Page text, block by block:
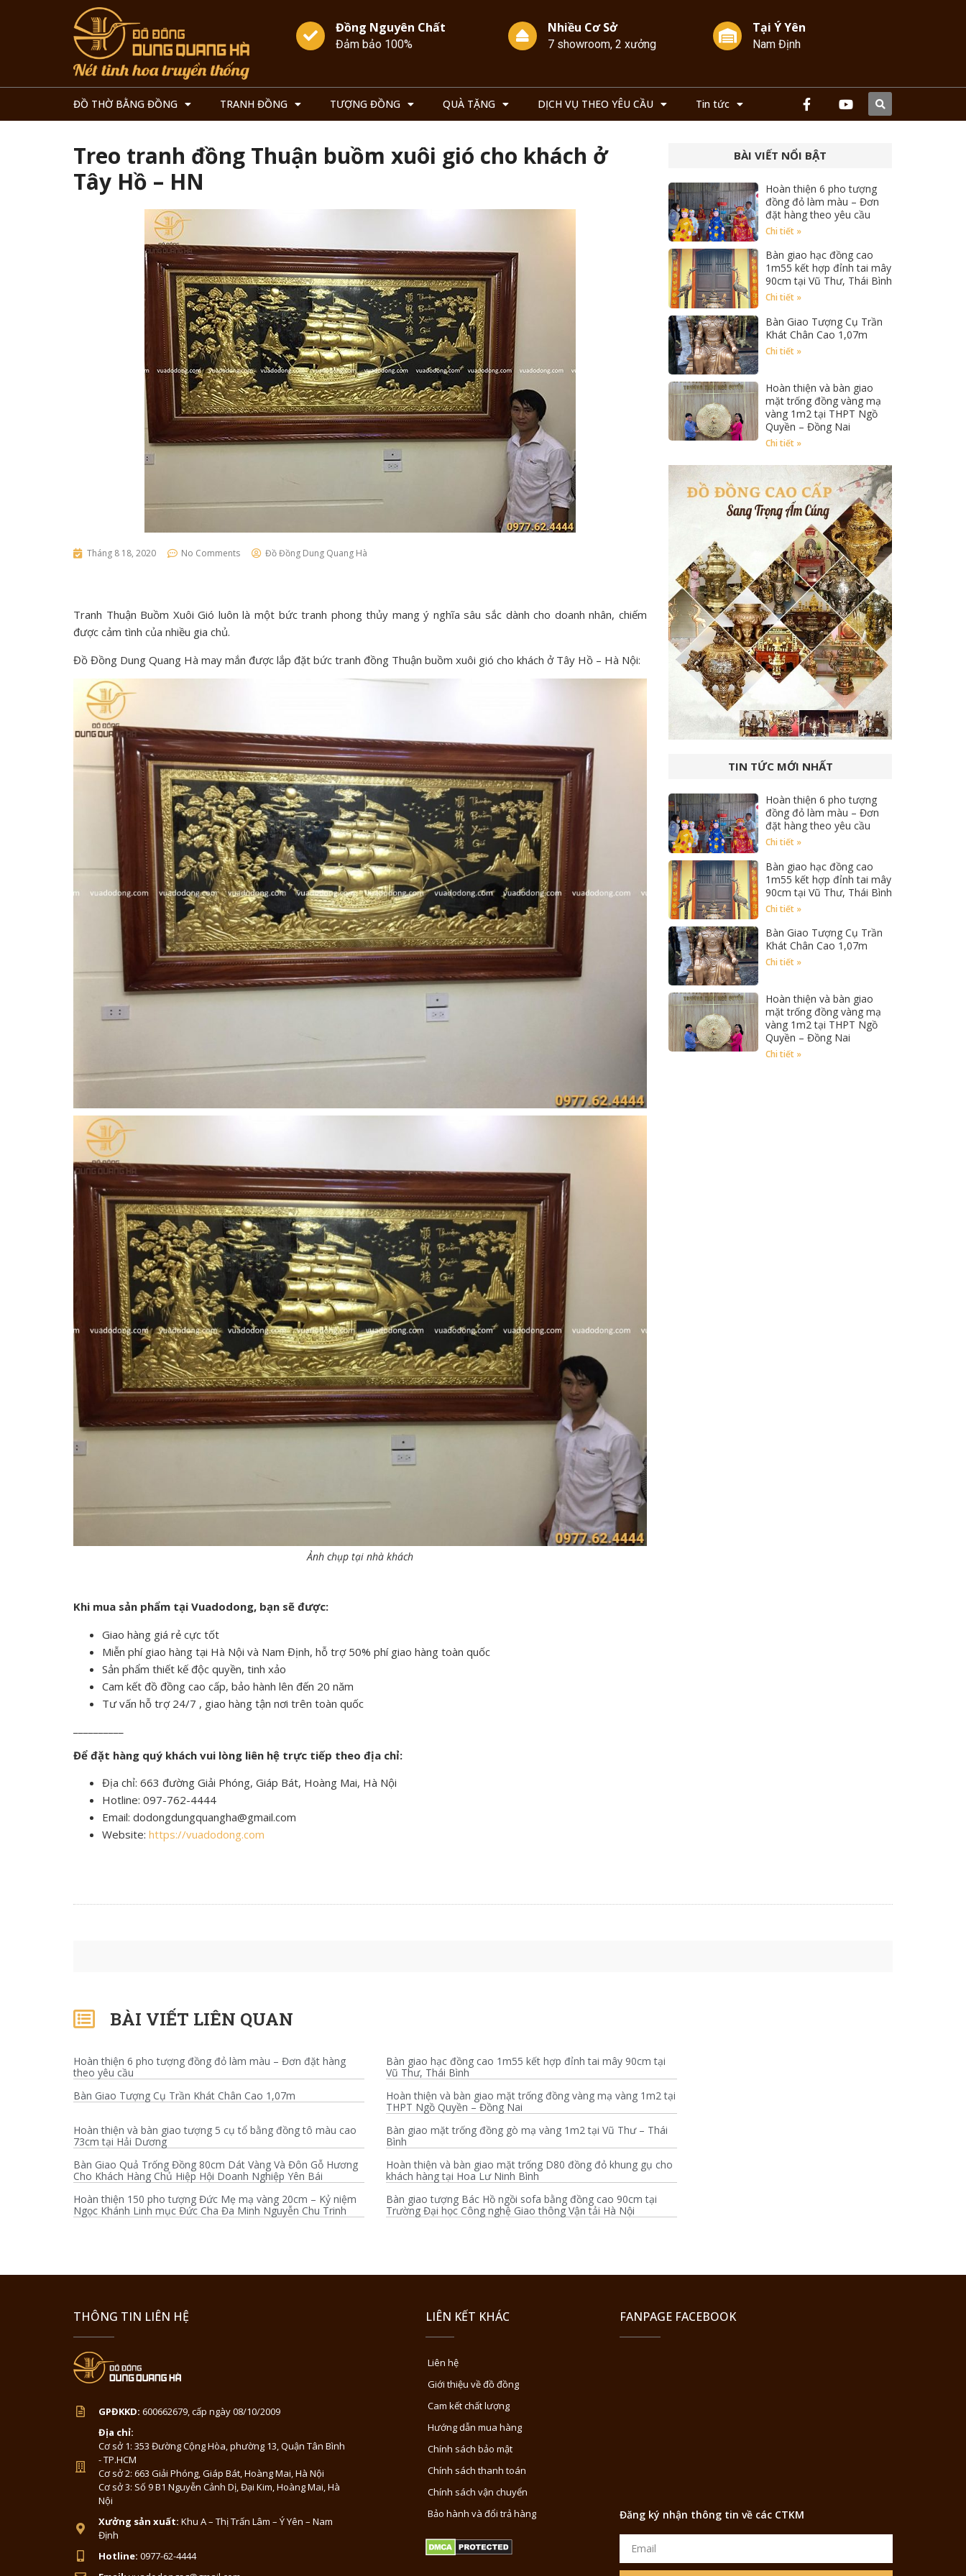
Đồng Nguyên Chất
Đảm bảo 100%
Nhiều Cơ Sở
7 showroom, 2 xưởng
Tại Ý Yên
Nam Định
ĐỒ THỜ BẰNG ĐỒNG TRANH ĐỒNG TƯỢNG ĐỒNG QUÀ TẶNG DỊCH VỤ THEO YÊU CẦU Tin tức
Treo tranh đồng Thuận buồm xuôi gió cho khách ở
Tây Hồ – HN
Tháng 8 18, 2020 No Comments Đồ Đồng Dung Quang Hà
Tranh Thuận Buồm Xuôi Gió luôn là một bức tranh phong thủy mang ý nghĩa sâu sắc dành cho doanh nhân, chiếm
được cảm tình của nhiều gia chủ.
Đồ Đồng Dung Quang Hà may mắn được lắp đặt bức tranh đồng Thuận buồm xuôi gió cho khách ở Tây Hồ – Hà Nội:
Ảnh chụp tại nhà khách
Khi mua sản phẩm tại Vuadodong, bạn sẽ được:
Giao hàng giá rẻ cực tốt
Miễn phí giao hàng tại Hà Nội và Nam Định, hỗ trợ 50% phí giao hàng toàn quốc
Sản phẩm thiết kế độc quyền, tinh xảo
Cam kết đồ đồng cao cấp, bảo hành lên đến 20 năm
Tư vấn hỗ trợ 24/7 , giao hàng tận nơi trên toàn quốc
Để đặt hàng quý khách vui lòng liên hệ trực tiếp theo địa chỉ:
Địa chỉ: 663 đường Giải Phóng, Giáp Bát, Hoàng Mai, Hà Nội
Hotline: 097-762-4444
Email: dodongdungquangha@gmail.com
Website: https://vuadodong.com
BÀI VIẾT NỔI BẬT
Hoàn thiện 6 pho tượng
đồng đỏ làm màu – Đơn
đặt hàng theo yêu cầu
Chi tiết »
Bàn giao hạc đồng cao
1m55 kết hợp đỉnh tai mây
90cm tại Vũ Thư, Thái Bình
Chi tiết »
Bàn Giao Tượng Cụ Trần
Khát Chân Cao 1,07m
Chi tiết »
Hoàn thiện và bàn giao
mặt trống đồng vàng mạ
vàng 1m2 tại THPT Ngồ
Quyền – Đồng Nai
Chi tiết »
TIN TỨC MỚI NHẤT
Hoàn thiện 6 pho tượng
đồng đỏ làm màu – Đơn
đặt hàng theo yêu cầu
Chi tiết »
Bàn giao hạc đồng cao
1m55 kết hợp đỉnh tai mây
90cm tại Vũ Thư, Thái Bình
Chi tiết »
Bàn Giao Tượng Cụ Trần
Khát Chân Cao 1,07m
Chi tiết »
Hoàn thiện và bàn giao
mặt trống đồng vàng mạ
vàng 1m2 tại THPT Ngồ
Quyền – Đồng Nai
Chi tiết »
BÀI VIẾT LIÊN QUAN
Hoàn thiện 6 pho tượng đồng đỏ làm màu – Đơn đặt hàng
theo yêu cầu
Bàn giao hạc đồng cao 1m55 kết hợp đỉnh tai mây 90cm tại
Vũ Thư, Thái Bình
Bàn Giao Tượng Cụ Trần Khát Chân Cao 1,07m
Hoàn thiện và bàn giao mặt trống đồng vàng mạ vàng 1m2 tại
THPT Ngồ Quyền – Đồng Nai
Hoàn thiện và bàn giao tượng 5 cụ tổ bằng đồng tô màu cao
73cm tại Hải Dương
Bàn giao mặt trống đồng gò mạ vàng 1m2 tại Vũ Thư – Thái
Bình
Bàn Giao Quả Trống Đồng 80cm Dát Vàng Và Đôn Gỗ Hương
Cho Khách Hàng Chủ Hiệp Hội Doanh Nghiệp Yên Bái
Hoàn thiện và bàn giao mặt trống D80 đồng đỏ khung gụ cho
khách hàng tại Hoa Lư Ninh Bình
Hoàn thiện 150 pho tượng Đức Mẹ mạ vàng 20cm – Kỷ niệm
Ngọc Khánh Linh mục Đức Cha Đa Minh Nguyễn Chu Trinh
Bàn giao tượng Bác Hồ ngồi sofa bằng đồng cao 90cm tại
Trường Đại học Công nghệ Giao thông Vận tải Hà Nội
THÔNG TIN LIÊN HỆ
GPĐKKD: 600662679, cấp ngày 08/10/2009
Địa chỉ:
Cơ sở 1: 353 Đường Cộng Hòa, phường 13, Quận Tân Bình
- TP.HCM
Cơ sở 2: 663 Giải Phóng, Giáp Bát, Hoàng Mai, Hà Nội
Cơ sở 3: Số 9 B1 Nguyễn Cảnh Dị, Đại Kim, Hoàng Mai, Hà
Nội
Xưởng sản xuất: Khu A – Thị Trấn Lâm – Ý Yên – Nam
Định
Hotline: 0977-62-4444
LIÊN KẾT KHÁC
Liên hệ
Giới thiệu về đồ đồng
Cam kết chất lượng
Hướng dẫn mua hàng
Chính sách bảo mật
Chính sách thanh toán
Chính sách vận chuyển
Bảo hành và đổi trả hàng
FANPAGE FACEBOOK
Đăng ký nhận thông tin về các CTKM